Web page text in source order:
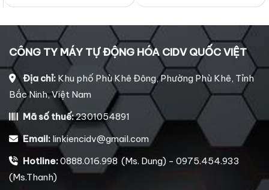
CÔNG TY MÁY TỰ ĐỘNG HÓA CIDV QUỐC VIỆT
Địa chỉ: Khu phố Phù Khê Đông, Phường Phù Khê, Tỉnh
Bắc Ninh, Việt Nam
Mã số thuế:2301054891
Email: linkiencidv@gmail.com
Hotline:0888.016.998 (Ms. Dung) - 0975.454.933
(Ms.Thanh)